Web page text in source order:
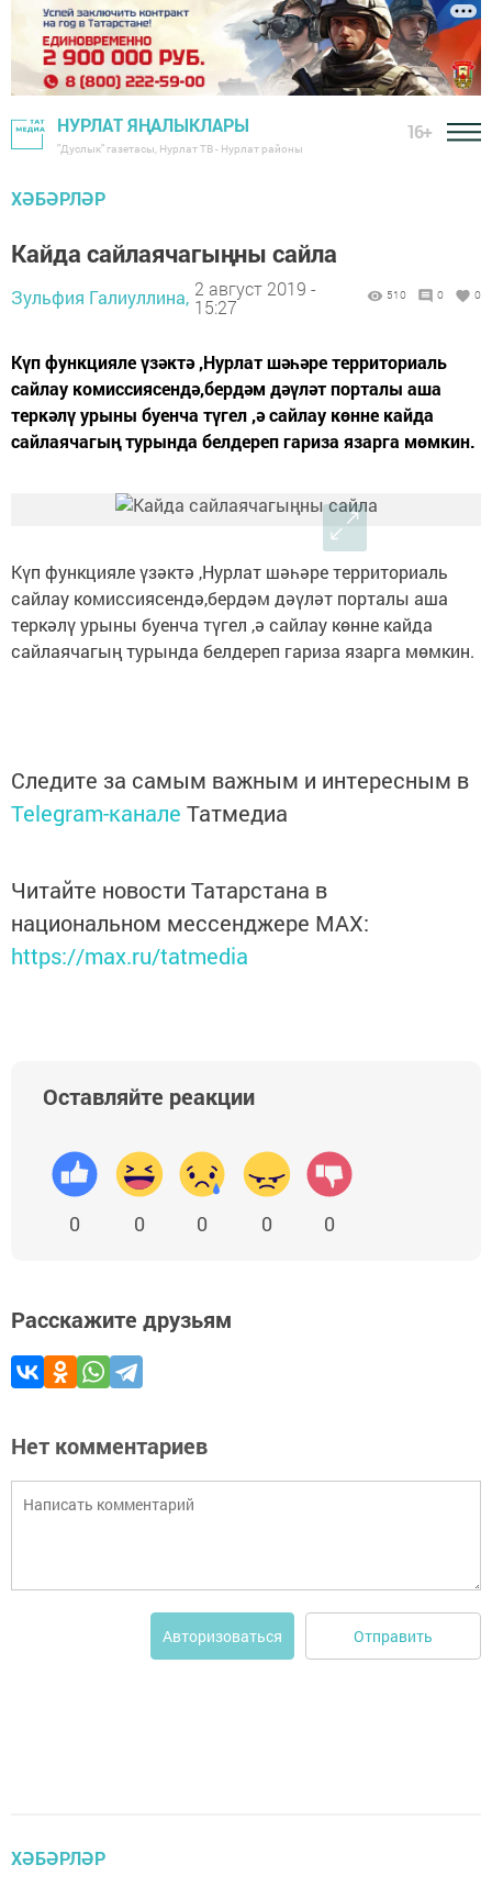
НУРЛАТ ЯҢАЛЫКЛАРЫ
"Дуслык" газетасы, Нурлат ТВ - Нурлат районы
16+
ХӘБӘРЛӘР
Кайда сайлаячагыңны сайла
Зульфия Галиуллина, 2 август 2019 -
15:27
510 0 0
Күп функцияле үзәктә ,Нурлат шәһәре территориаль
сайлау комиссиясендә,бердәм дәүләт порталы аша
теркәлү урыны буенча түгел ,ә сайлау көнне кайда
сайлаячагың турында белдереп гариза язарга мөмкин.
Күп функцияле үзәктә ,Нурлат шәһәре территориаль
сайлау комиссиясендә,бердәм дәүләт порталы аша
теркәлү урыны буенча түгел ,ә сайлау көнне кайда
сайлаячагың турында белдереп гариза язарга мөмкин.
Следите за самым важным и интересным в
Telegram-канале Татмедиа
Читайте новости Татарстана в
национальном мессенджере MАХ:
https://max.ru/tatmedia
Оставляйте реакции
0 0 0 0 0
Расскажите друзьям
Нет комментариев
Авторизоваться Отправить
ХӘБӘРЛӘР